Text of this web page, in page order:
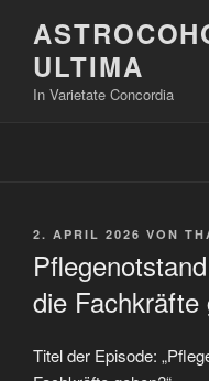
Inhalt
springenULTIMA
In Varietate Concordia
VERÖFFENTLICHT
2. APRIL 2026 VON
die Fachkräfte
Titel der Episode: